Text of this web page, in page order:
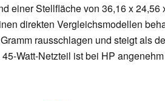
einer Stellfläche von 36,16 x 24,56
direkten Vergleichsmodellen
rausschlagen und steigt als
Watt-Netzteil ist bei HP